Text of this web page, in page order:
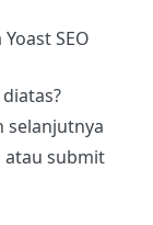
SEO
selanjutnya
atau submit